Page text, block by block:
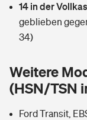
Tools
Hochwasser-
Handyversicherung
Private
Wer versichert
Rentenrechner:
14 in der
geblieben
34)
Weitere
(HSN/TSN
Ford Transit,